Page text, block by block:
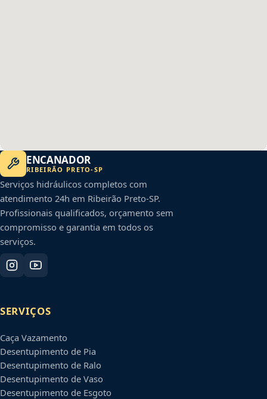
ENCANADOR
RIBEIRÃO PRETO-SP
Serviços hidráulicos completos com
atendimento 24h em Ribeirão Preto-SP.
Profissionais qualificados, orçamento sem
compromisso e garantia em todos os
serviços.
SERVIÇOS
Caça Vazamento
Desentupimento de Pia
Desentupimento de Ralo
Desentupimento de Vaso
Desentupimento de Esgoto